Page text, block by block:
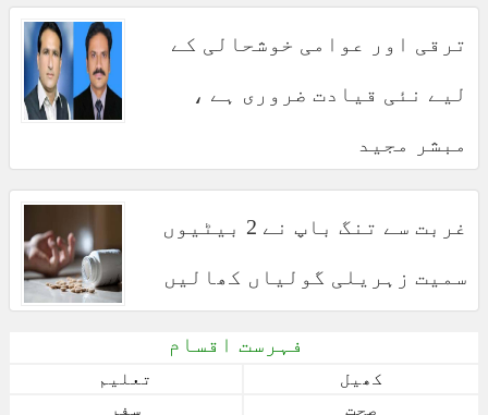
ترقی اور عوامی خوشحالی کے
لیے نئی قیادت ضروری ہے ،
مبشر مجید
غربت سے تنگ باپ نے 2 بیٹیوں
سمیت زہریلی گولیاں کھالیں
فہرست اقسام
کھیل
تعلیم
صحت
سفر